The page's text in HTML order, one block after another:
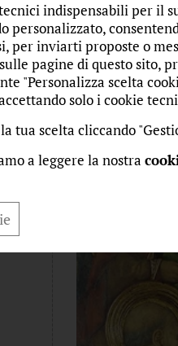
Il
giovedì 2 aprile
Autore: Riva,
Gli animali
Huguet è
indispensabili per il
personalizzato,
per inviarti proposte o
pagine di questo sito,
"Personalizza scelta
solo i cookie
tua scelta cliccando
a leggere la nostra